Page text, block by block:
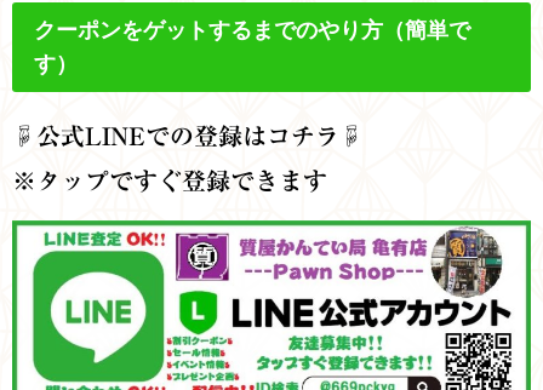
クーポンをゲットするまでのやり方 （簡単で
す）
☟公式LINEでの登録はコチラ☟
※タップですぐ登録できます